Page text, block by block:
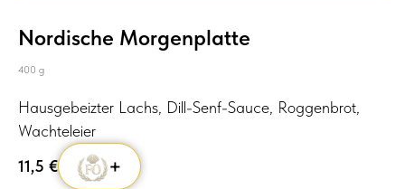
Nordische Morgenplatte
400 g
Hausgebeizter Lachs, Dill-Senf-Sauce, Roggenbrot,
Wachteleier
11,5 € +